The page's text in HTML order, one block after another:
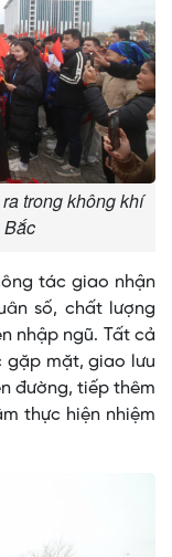
trong không khí
tác giao nhận
số, chất lượng
nhập ngũ. Tất cả
gặp mặt, giao lưu
đường, tiếp thêm
thực hiện nhiệm